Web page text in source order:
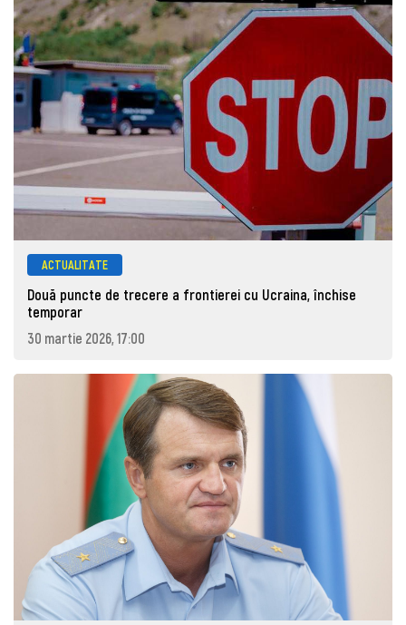
ACTUALITATE
Două puncte de trecere a frontierei cu Ucraina, închise
temporar
30 martie 2026, 17:00